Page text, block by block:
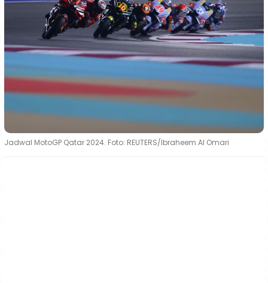
Jadwal MotoGP Qatar 2024. Foto: REUTERS/Ibraheem Al Omari